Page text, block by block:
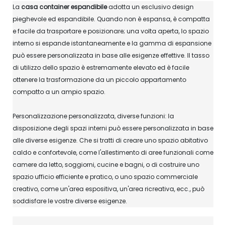
La casa container espandibileadotta un esclusivo design
pieghevole ed espandibile. Quando non è espansa, è compatta
e facile da trasportare e posizionare; una volta aperta, lo spazio
interno si espande istantaneamente e la gamma di espansione
può essere personalizzata in base alle esigenze effettive. Il tasso
di utilizzo dello spazio è estremamente elevato ed è facile
ottenere la trasformazione da un piccolo appartamento
compatto a un ampio spazio.
Personalizzazione personalizzata, diverse funzioni: la
disposizione degli spazi interni può essere personalizzata in base
alle diverse esigenze. Che si tratti di creare uno spazio abitativo
caldo e confortevole, come l'allestimento di aree funzionali come
camere da letto, soggiorni, cucine e bagni, o di costruire uno
spazio ufficio efficiente e pratico, o uno spazio commerciale
creativo, come un'area espositiva, un'area ricreativa, ecc., può
soddisfare le vostre diverse esigenze.